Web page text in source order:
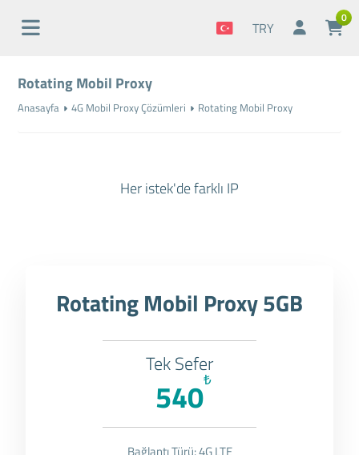
TRY
0
Rotating Mobil Proxy
Anasayfa 4G Mobil Proxy Çözümleri Rotating Mobil Proxy
Her istek'de farklı IP
Rotating Mobil Proxy 5GB
Tek Sefer
₺
540